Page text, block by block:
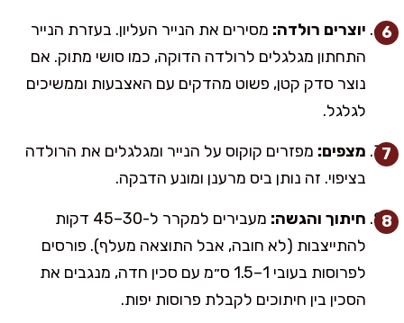
יוצרים רולדה: מסירים את הנייר העליון. בעזרת הנייר
התחתון מגלגלים לרולדה הדוקה, כמו סושי מתוק. אם
נוצר סדק קטן, פשוט מהדקים עם האצבעות וממשיכים
לגלגל.
מצפים: מפזרים קוקוס על הנייר ומגלגלים את הרולדה
בציפוי. זה נותן ביס מרענן ומונע הדבקה.
חיתוך והגשה:
מעבירים למקרר ל-30–45 דקות
להתייצבות (לא חובה, אבל התוצאה מעלף). פורסים
לפרוסות בעובי 1–1.5 ס״מ עם סכין חדה, מנגבים את
הסכין בין חיתוכים לקבלת פרוסות יפות.